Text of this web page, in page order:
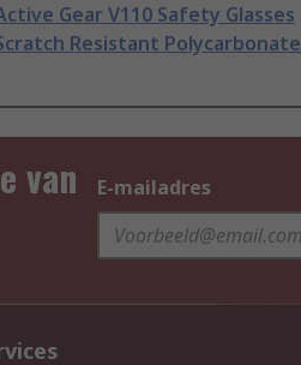
Gear V110 Safety Glasses
Resistant Polycarbonate
van
E-mailadres